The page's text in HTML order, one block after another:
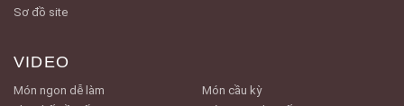
Sơ đồ site
VIDEO
Món ngon dễ làm
Món cầu kỳ